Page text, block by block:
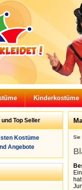
Kinderkostüme
Top Seller
Kostüme
Angebote
Sie